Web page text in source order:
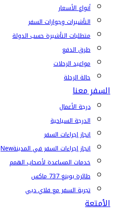
أنواع الأسعار
التأشيرات وجوازات السفر
متطلبات التأشيرة حسب الدولة
طرق الدفع
مواعيد الرحلات
حالة الرحلة
السفر معنا
درجة الأعمال
الدرجة السياحية
إنجاز إجراءات السفر
إنجاز إجراءات السفر في المدينةNew
خدمات المساعدة لأصحاب الهمم
طائرة بوينغ 737 ماكس
تجربة السفر مع فلاي دبي
الأمتعة